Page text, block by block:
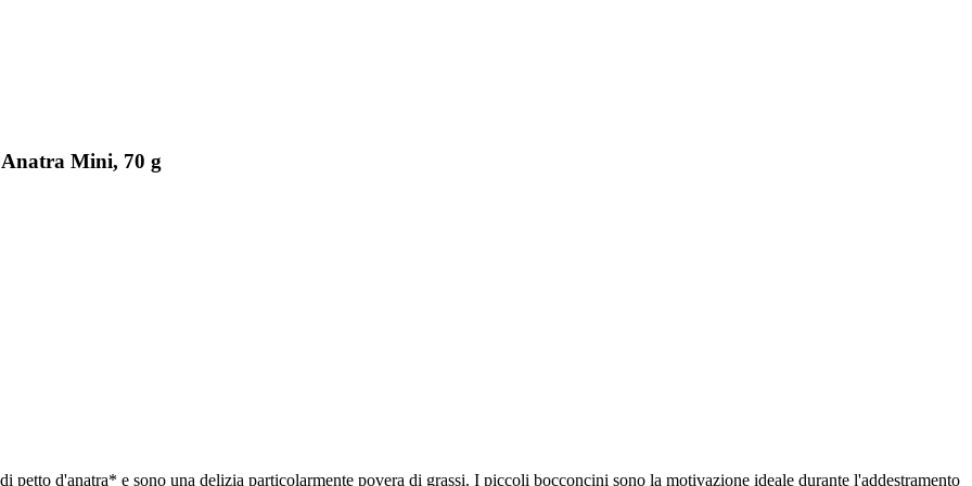
Mini, 70 g
petto d'anatra* e sono una delizia particolarmente povera di grassi. I piccoli bocconcini sono la motivazione ideale durante l'addestramento